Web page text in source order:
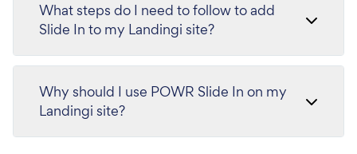
What steps do I need to follow to add
Slide In to my Landingi site?
Why should I use POWR Slide In on my
Landingi site?